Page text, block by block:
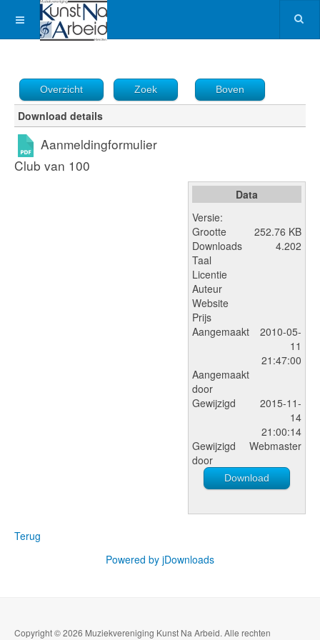
Overzicht Zoek Boven
Download details
Aanmeldingformulier
Club van 100
Data
Versie:
Grootte
252.76 KB
Downloads
4.202
Taal
Licentie
Auteur
Website
Prijs
Aangemaakt
2010-05-
11
21:47:00
Aangemaakt
door
Gewijzigd
2015-11-
14
21:00:14
Gewijzigd
door
Webmaster
Download
Terug
Powered by jDownloads
Copyright © 2026 Muziekvereniging Kunst Na Arbeid. Alle rechten